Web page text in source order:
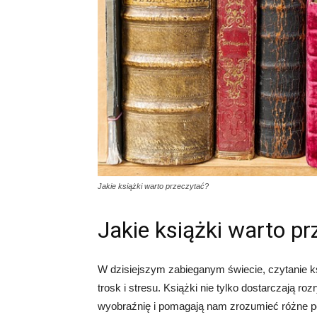
Jakie książki warto przeczytać?
Jakie książki warto
W dzisiejszym zabieganym świecie, czytanie
trosk i stresu. Książki nie tylko dostarczają
wyobraźnię i pomagają nam zrozumieć różne